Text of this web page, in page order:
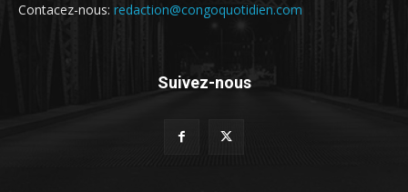
Contacez-nous: redaction@congoquotidien.com
Suivez-nous